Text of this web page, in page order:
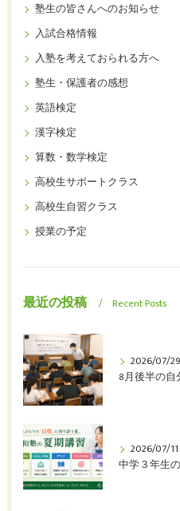
塾生の皆さんへのお知らせ
入試合格情報
入塾を考えておられる方へ
塾生・保護者の感想
英語検定
漢字検定
算数・数学検定
高校生サポートクラス
高校生自習クラス
授業の予定
最近の投稿 Recent Posts
2026/07/29
8月後半の
2026/07/11
中学３年生